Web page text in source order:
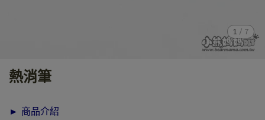
1 / 7
熱消筆
► 商品介紹